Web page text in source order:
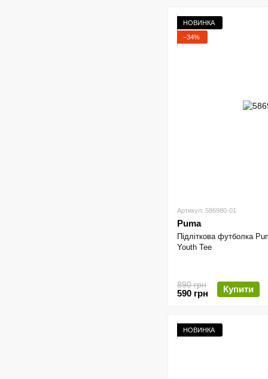
НОВИНКА
−34%
Артикул: 586980-01
Puma
Підліткова футболка
Youth Tee
890 грн
590 грн Купити
НОВИНКА